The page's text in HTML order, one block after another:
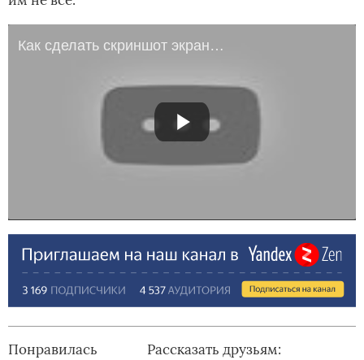
Как сделать скриншот экрана в Windows 7
Понравилась
Рассказать друзьям: